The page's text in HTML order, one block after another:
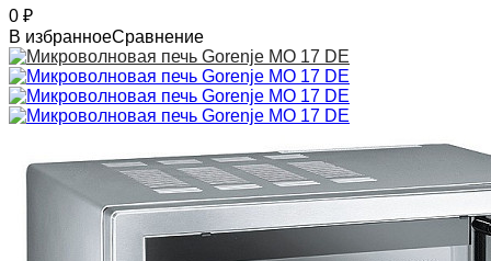
0 ₽
В избранноеСравнение